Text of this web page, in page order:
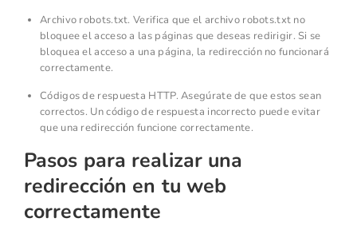
Archivo robots.txt. Verifica que el archivo robots.txt no
bloquee el acceso a las páginas que deseas redirigir. Si se
bloquea el acceso a una página, la redirección no funcionará
correctamente.
Códigos de respuesta HTTP. Asegúrate de que estos sean
correctos. Un código de respuesta incorrecto puede evitar
que una redirección funcione correctamente.
Pasos para realizar una
redirección en tu web
correctamente